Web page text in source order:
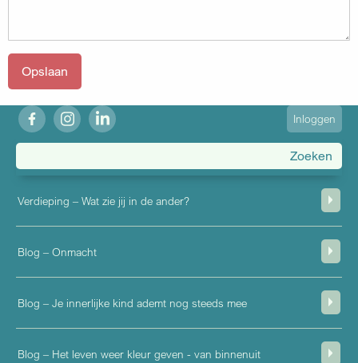
fb ig in
User
account
menu
Inloggen
Verdieping – Wat zie jij in de ander?
Blog – Onmacht
Blog – Je innerlijke kind ademt nog steeds mee
Blog – Het leven weer kleur geven - van binnenuit